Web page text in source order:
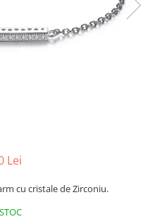
Lei
cu cristale de Zirconiu.